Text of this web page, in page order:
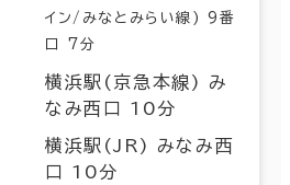
イン/みなとみらい線) 9番
口 7分
横浜駅(京急本線) み
なみ西口 10分
横浜駅(JR) みなみ西
口 10分